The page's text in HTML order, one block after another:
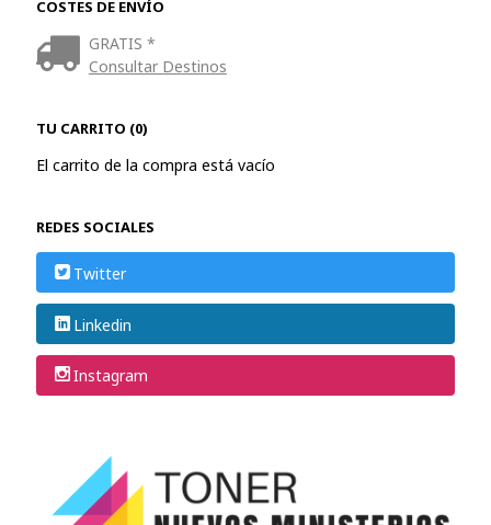
COSTES DE ENVÍO
GRATIS *
Consultar Destinos
TU CARRITO (0)
El carrito de la compra está vacío
REDES SOCIALES
Twitter
Linkedin
Instagram